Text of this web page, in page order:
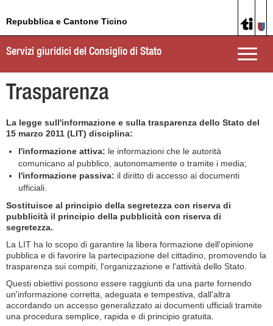
Repubblica e Cantone Ticino
Toggle
Servizi giuridici del Consiglio di Stato
Trasparenza
La legge sull'informazione e sulla trasparenza dello Stato del
15 marzo 2011 (LIT) disciplina:
l'informazione attiva: le informazioni che le autorità
comunicano al pubblico, autonomamente o tramite i media;
l'informazione passiva: il diritto di accesso ai documenti
ufficiali.
Sostituisce al principio della segretezza con riserva di
pubblicità il principio della pubblicità con riserva di
segretezza.
La LIT ha lo scopo di garantire la libera formazione dell'opinione
pubblica e di favorire la partecipazione del cittadino, promovendo la
trasparenza sui compiti, l'organizzazione e l'attività dello Stato.
Questi obiettivi possono essere raggiunti da una parte fornendo
un'informazione corretta, adeguata e tempestiva, dall'altra
accordando un accesso generalizzato ai documenti ufficiali tramite
una procedura semplice, rapida e di principio gratuita.